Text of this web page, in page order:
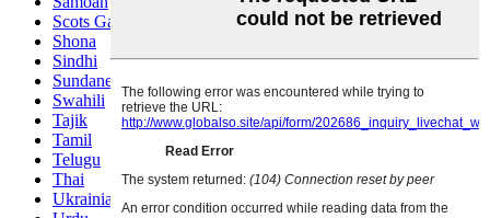
Scots Gaelic
Shona
Sindhi
Sundanese
Swahili
Tajik
Tamil
Telugu
Thai
Ukrainian